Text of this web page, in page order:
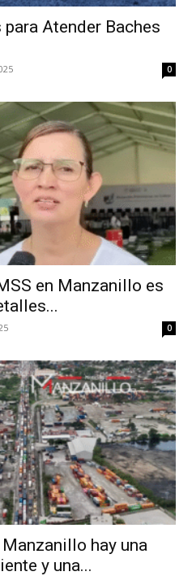
Atender Baches
0
en Manzanillo es
0
hay una
y una...